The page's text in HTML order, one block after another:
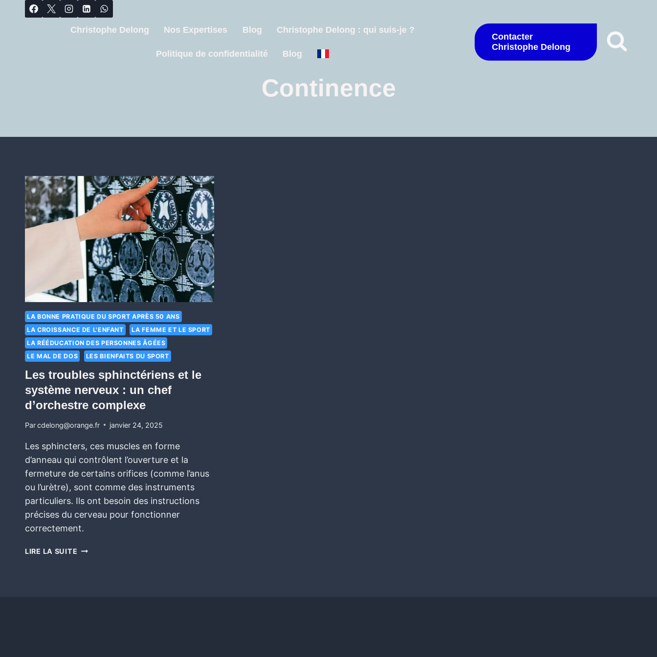
Christophe Delong Nos Expertises Blog Christophe Delong : qui suis-je ?
Politique de confidentialité Blog
Contacter
Christophe Delong
Continence
LA BONNE PRATIQUE DU SPORT APRÈS 50 ANS
LA CROISSANCE DE L'ENFANT
LA FEMME ET LE SPORT
LA RÉÉDUCATION DES PERSONNES ÂGÉES
LE MAL DE DOS
LES BIENFAITS DU SPORT
Les troubles sphinctériens et le
système nerveux : un chef
d’orchestre complexe
Parcdelong@orange.fr janvier 24, 2025
Les sphincters, ces muscles en forme
d’anneau qui contrôlent l’ouverture et la
fermeture de certains orifices (comme l’anus
ou l’urètre), sont comme des instruments
particuliers. Ils ont besoin des instructions
précises du cerveau pour fonctionner
correctement.
LIRE LA SUITE